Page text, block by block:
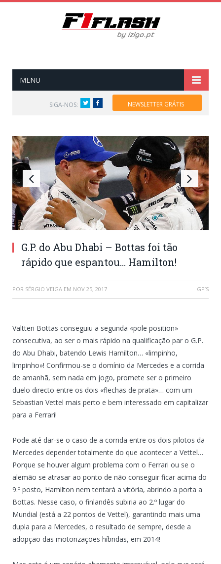
MENU
SIGA-NOS: TwitterFacebook NEWSLETTER GRÁTIS
G.P. do Abu Dhabi – Bottas foi tão
rápido que espantou… Hamilton!
POR SÉRGIO VEIGA EM NOV 25, 2017 GP’S
Valtteri Bottas conseguiu a segunda «pole position»
consecutiva, ao ser o mais rápido na qualificação par o G.P.
do Abu Dhabi, batendo Lewis Hamilton… «limpinho,
limpinho»! Confirmou-se o domínio da Mercedes e a corrida
de amanhã, sem nada em jogo, promete ser o primeiro
duelo directo entre os dois «flechas de prata»… com um
Sebastian Vettel mais perto e bem interessado em capitalizar
para a Ferrari!
Pode até dar-se o caso de a corrida entre os dois pilotos da
Mercedes depender totalmente do que acontecer a Vettel…
Porque se houver algum problema com o Ferrari ou se o
alemão se atrasar ao ponto de não conseguir ficar acima do
9.º posto, Hamilton nem tentará a vitória, abrindo a porta a
Bottas. Nesse caso, o finlandês subiria ao 2.º lugar do
Mundial (está a 22 pontos de Vettel), garantindo mais uma
dupla para a Mercedes, o resultado de sempre, desde a
adopção das motorizações híbridas, em 2014!